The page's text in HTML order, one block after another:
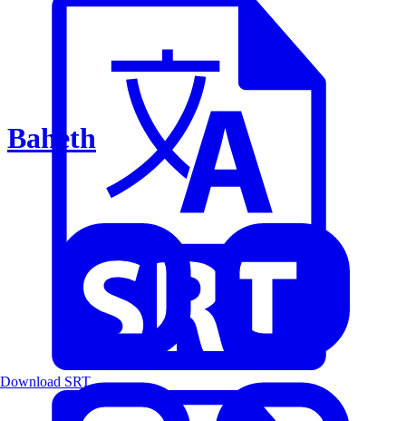
Baheth
Download SRT